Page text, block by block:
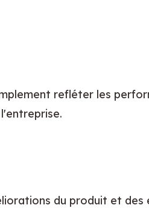
refléter les
du produit et des